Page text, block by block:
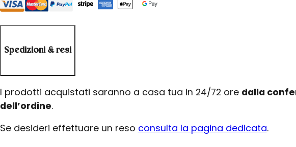
Spedizioni & resi
I prodotti acquistati saranno a casa tua in 24/72 ore dalla
dell’ordine.
Se desideri effettuare un reso consulta la pagina dedicata.